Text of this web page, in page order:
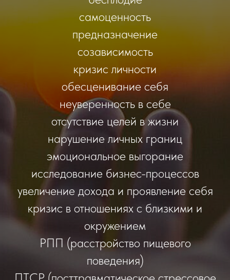
самоценность
предназначение
созависимость
кризис личности
обесценивание себя
неуверенность в себе
отсутствие целей в жизни
нарушение личных границ
эмоциональное выгорание
исследование бизнес-процессов
увеличение дохода и проявление себя
кризис в отношениях с близкими и
окружением
РПП (расстройство пищевого
поведения)